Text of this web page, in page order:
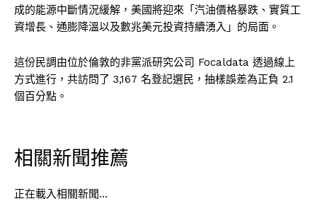
成的能源中斷情況緩解，美國將迎來「汽油價格暴跌、實質工
資增長、通膨降溫以及數兆美元投資持續湧入」的局面。
這份民調由位於倫敦的非黨派研究公司 Focaldata 透過線上
方式進行，共訪問了 3,167 名登記選民，抽樣誤差為正負 2.1
個百分點。
相關新聞推薦
正在載入相關新聞…